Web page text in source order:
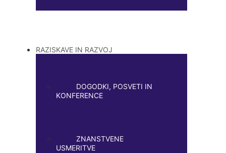
RAZISKAVE IN RAZVOJ
DOGODKI, POSVETI IN
KONFERENCE
ZNANSTVENE
USMERITVE